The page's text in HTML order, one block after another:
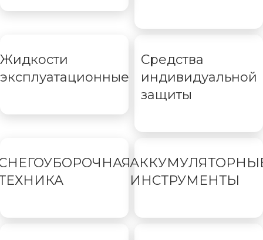
Жидкости
эксплуатационные
Средства
индивидуальной
защиты
ИНСТРУМЕНТЫ